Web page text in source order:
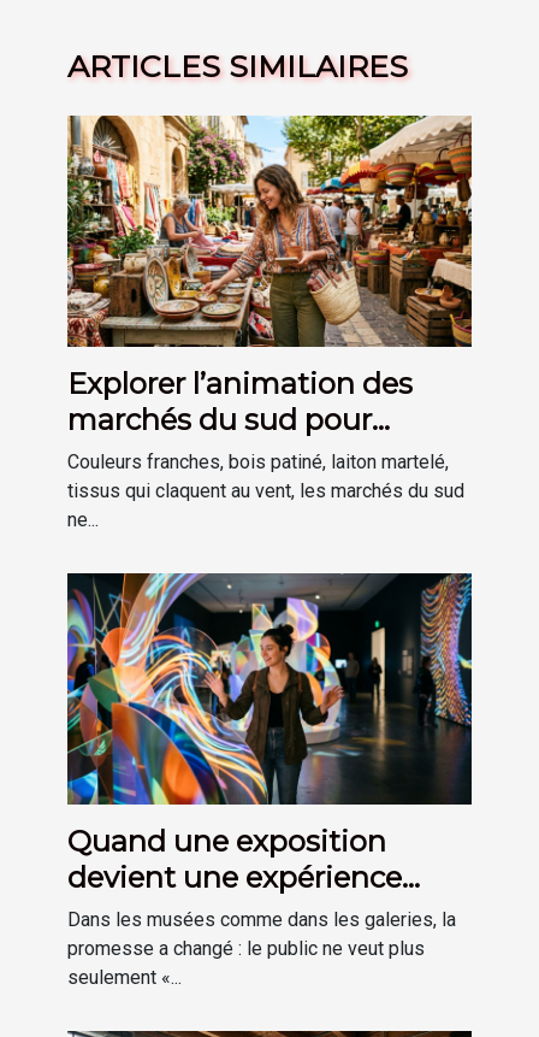
ARTICLES SIMILAIRES
Explorer l’animation des
marchés du sud pour
inspirer sa déco
Couleurs franches, bois patiné, laiton martelé,
tissus qui claquent au vent, les marchés du sud
ne...
Quand une exposition
devient une expérience
plutôt qu’une visite
Dans les musées comme dans les galeries, la
promesse a changé : le public ne veut plus
seulement «...